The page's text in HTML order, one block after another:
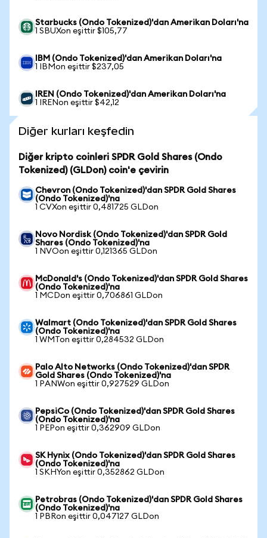
Starbucks (Ondo Tokenized)'dan Amerikan Doları'na
1 SBUXon eşittir $105,77
IBM (Ondo Tokenized)'dan Amerikan Doları'na
1 IBMon eşittir $237,05
IREN (Ondo Tokenized)'dan Amerikan Doları'na
1 IRENon eşittir $42,12
Diğer kurları keşfedin
Diğer kripto coinleri SPDR Gold Shares (Ondo
Tokenized) (GLDon) coin'e çevirin
Chevron (Ondo Tokenized)'dan SPDR Gold Shares
(Ondo Tokenized)'na
1 CVXon eşittir 0,481725 GLDon
Novo Nordisk (Ondo Tokenized)'dan SPDR Gold
Shares (Ondo Tokenized)'na
1 NVOon eşittir 0,121365 GLDon
McDonald's (Ondo Tokenized)'dan SPDR Gold Shares
(Ondo Tokenized)'na
1 MCDon eşittir 0,706861 GLDon
Walmart (Ondo Tokenized)'dan SPDR Gold Shares
(Ondo Tokenized)'na
1 WMTon eşittir 0,284532 GLDon
Palo Alto Networks (Ondo Tokenized)'dan SPDR
Gold Shares (Ondo Tokenized)'na
1 PANWon eşittir 0,927529 GLDon
PepsiCo (Ondo Tokenized)'dan SPDR Gold Shares
(Ondo Tokenized)'na
1 PEPon eşittir 0,362909 GLDon
SK Hynix (Ondo Tokenized)'dan SPDR Gold Shares
(Ondo Tokenized)'na
1 SKHYon eşittir 0,352862 GLDon
Petrobras (Ondo Tokenized)'dan SPDR Gold Shares
(Ondo Tokenized)'na
1 PBRon eşittir 0,047127 GLDon